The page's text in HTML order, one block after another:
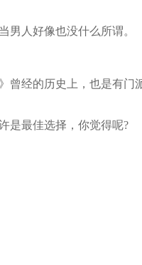
人好像也没什么所谓。
经的历史上，也是有门
最佳选择，你觉得呢?